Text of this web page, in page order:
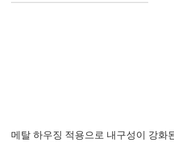
메탈 하우징 적용으로 내구성이 강화